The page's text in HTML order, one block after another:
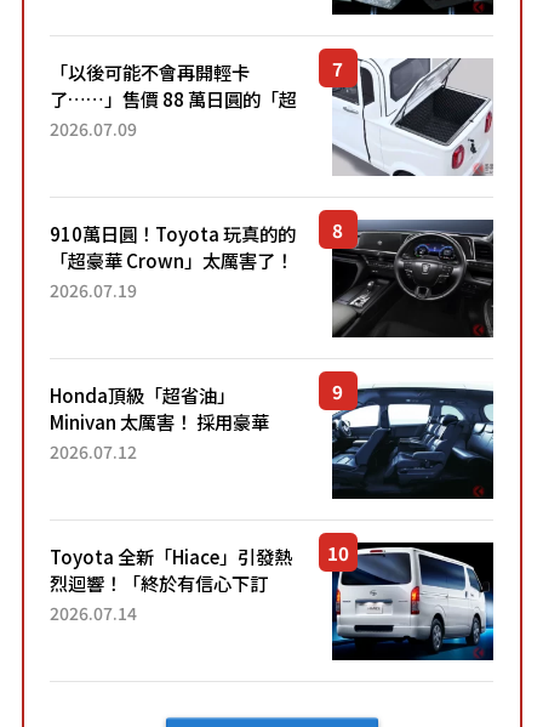
「以後可能不會再開輕卡
了……」售價 88 萬日圓的「超
迷你輕型貨車」引發兩極評
了！...
2026.07.09
910萬日圓！Toyota 玩真的的
「超豪華 Crown」太厲害了！
採用由「匠人技藝」打造的
2026.07.19
Honda頂級「超省油」
Minivan 太厲害！ 採用豪華
「真皮座椅」與專屬「黑色內
「三...
2026.07.12
Toyota 全新「Hiace」引發熱
烈迴響！「終於有信心下訂
了！」「哪個等級交車最
車？...
2026.07.14